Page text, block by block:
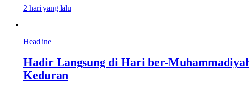
2 hari yang lalu
Headline
Hadir Langsung di Hari ber-
Keduran